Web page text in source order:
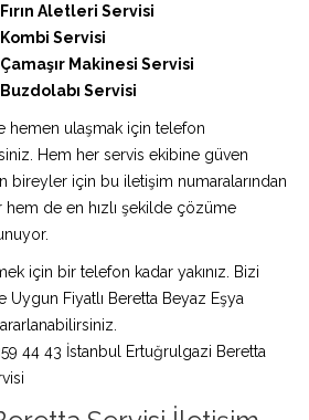
Aletleri Servisi
Servisi
Makinesi Servisi
Servisi
hemen ulaşmak için telefon
Hem her servis ekibine güven
bireyler için bu iletişim numaralarından
hem de en hızlı şekilde çözüme
için bir telefon kadar yakınız. Bizi
Uygun Fiyatlı Beretta Beyaz Eşya
44 43 İstanbul Ertuğrulgazi Beretta